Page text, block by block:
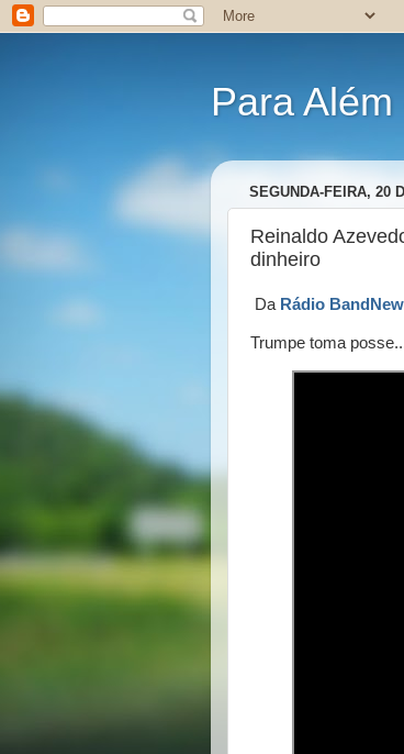
Para
SEGUNDA-FEIRA, 20
Reinaldo
dinheiro
Da Rádio
Trumpe toma